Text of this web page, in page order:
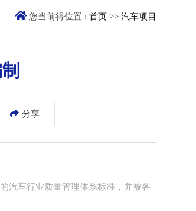
您当前得位置 : 首页>> 汽车项目
分享
汽车行业质量管理体系标准，并被各